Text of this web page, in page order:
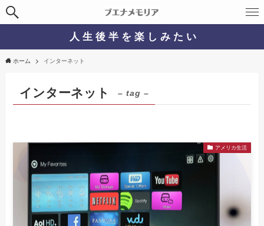
人 生 後 半 を 楽 し み た い
ホーム インターネット
インターネット – tag –
アメリカ生活